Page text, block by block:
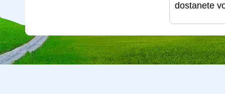
dostanete
Copyright © 2026 CA Cepreka s.r.o., tel: 032-7710416, e-mail: